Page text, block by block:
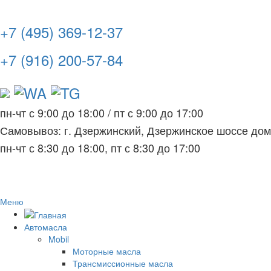
+7 (495) 369-12-37
+7 (916) 200-57-84
пн-чт с 9:00 до 18:00 / пт с 9:00 до 17:00
Самовывоз: г. Дзержинский, Дзержинское шоссе
пн-чт с 8:30 до 18:00, пт с 8:30 до 17:00
Меню
Автомасла
Mobil
Моторные масла
Трансмиссионные масла